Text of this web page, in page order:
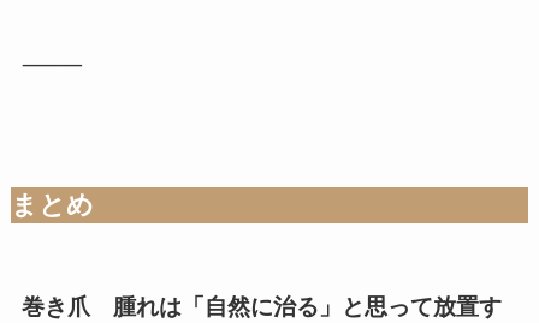
⸻
まとめ
巻き爪 腫れは「自然に治る」と思って放置す